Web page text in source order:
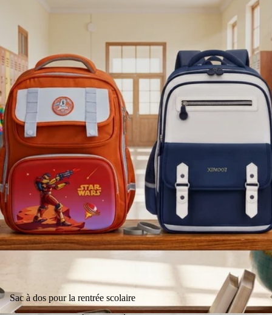
Sac à dos pour la rentrée scolaire